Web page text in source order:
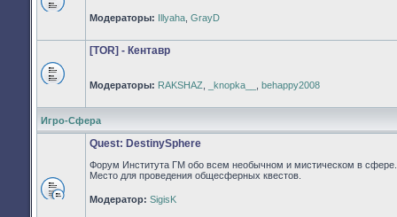
Нет
непрочитанных
Модераторы: Illyaha GrayD
Нет
сообщений
[TOR] - Кентавр
Модераторы: RAKSHAZ _knopka__ behappy2008
Игро-Сфера
Нет
Quest: DestinySphere
Форум Института ГМ обо всем необычном и мистическом в сфере.
Место для проведения общесферных квестов.
Модератор: SigisK